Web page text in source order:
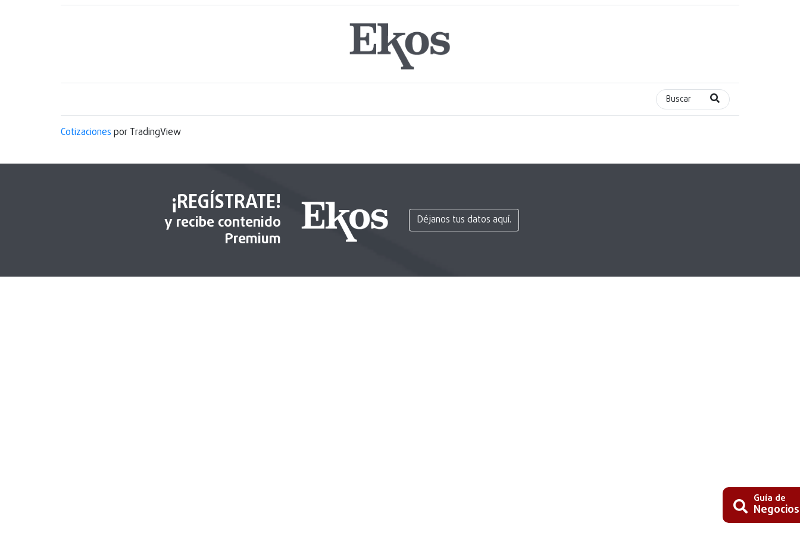
Buscar
Cotizaciones por TradingView
¡REGÍSTRATE!
y recibe contenido
Premium
Déjanos tus datos aquí.
Guía de